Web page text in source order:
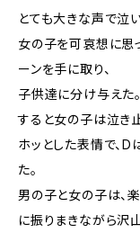
とても大きな声で泣
女の子を可哀想に思
ーンを手に取り、
子供達に分け与えた。
すると女の子は泣き
ホッとした表情で、
た。
男の子と女の子は、
に振りまきながら沢